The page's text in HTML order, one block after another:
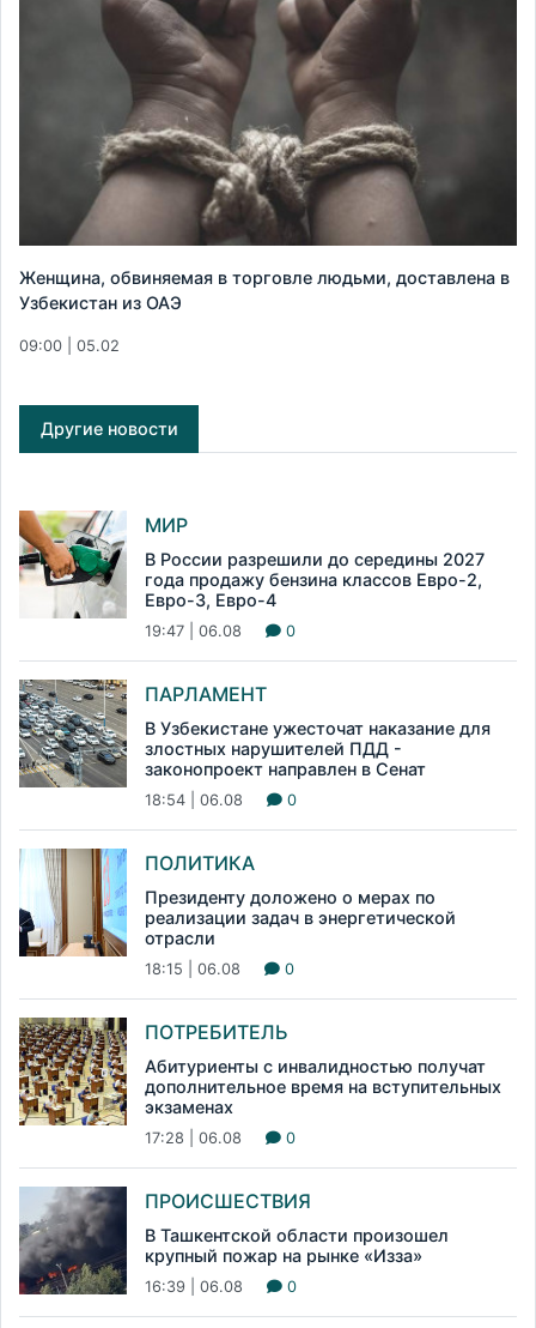
Женщина, обвиняемая в торговле людьми, доставлена в
Узбекистан из ОАЭ
09:00 | 05.02
Другие новости
МИР
В России разрешили до середины 2027
года продажу бензина классов Евро-2,
Евро-3, Евро-4
19:47 | 06.08 0
ПАРЛАМЕНТ
В Узбекистане ужесточат наказание для
злостных нарушителей ПДД -
законопроект направлен в Сенат
18:54 | 06.08 0
ПОЛИТИКА
Президенту доложено о мерах по
реализации задач в энергетической
отрасли
18:15 | 06.08 0
ПОТРЕБИТЕЛЬ
Абитуриенты с инвалидностью получат
дополнительное время на вступительных
экзаменах
17:28 | 06.08 0
ПРОИСШЕСТВИЯ
В Ташкентской области произошел
крупный пожар на рынке «Изза»
16:39 | 06.08 0